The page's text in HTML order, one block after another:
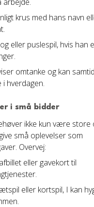
krus med hans navn
eller puslespil, hvis han
omtanke og kan
hverdagen.
i små bidder
ikke kun være store
små oplevelser som
Overvej:
eller gavekort til
eller kortspil, I kan